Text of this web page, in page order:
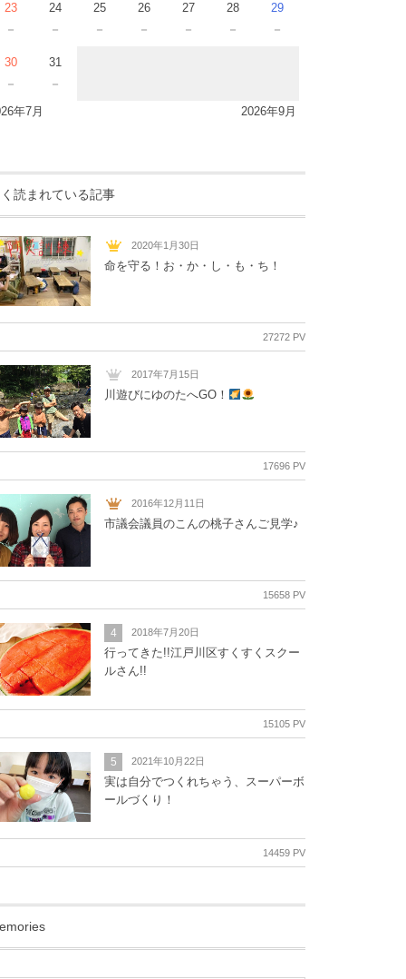
23
－
24
－
25
－
26
－
27
－
28
－
29
－
30
－
31
－
年7月 2026年9月
読まれている記事
2020年1月30日
命を守る！お・か・し・も・ち！
27272 PV
2017年7月15日
川遊びにゆのたへGO！
17696 PV
2016年12月11日
市議会議員のこんの桃子さんご見学♪
15658 PV
4 2018年7月20日
行ってきた!!江戸川区すくすくスクー
ルさん!!
15105 PV
5 2021年10月22日
実は自分でつくれちゃう、スーパーボ
ールづくり！
14459 PV